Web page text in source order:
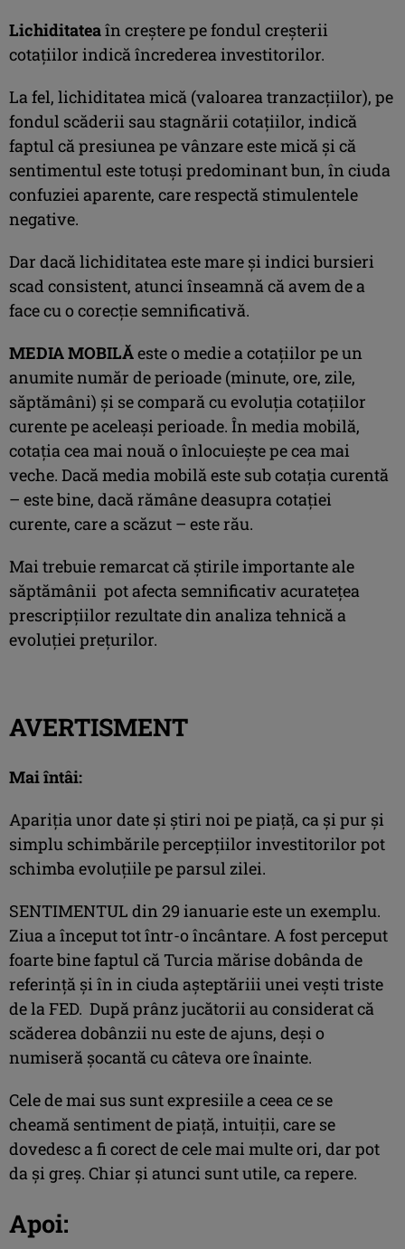
Lichiditateaîn creştere pe fondul creşterii
cotaţiilor indică încrederea investitorilor.
La fel, lichiditatea mică (valoarea tranzacţiilor), pe
fondul scăderii sau stagnării cotaţiilor, indică
faptul că presiunea pe vânzare este mică şi că
sentimentul este totuşi predominant bun, în ciuda
confuziei aparente, care respectă stimulentele
negative.
Dar dacă lichiditatea este mare şi indici bursieri
scad consistent, atunci înseamnă că avem de a
face cu o corecţie semnificativă.
MEDIA MOBILĂeste o medie a cotațiilor pe un
anumite număr de perioade (minute, ore, zile,
săptămâni) și se compară cu evoluția cotațiilor
curente pe aceleași perioade. În media mobilă,
cotația cea mai nouă o înlocuiește pe cea mai
veche. Dacă media mobilă este sub cotația curentă
– este bine, dacă rămâne deasupra cotaţiei
curente, care a scăzut – este rău.
Mai trebuie remarcat că știrile importante ale
săptămânii pot afecta semnificativ acuratețea
prescripțiilor rezultate din analiza tehnică a
evoluției prețurilor.
AVERTISMENT
Mai întâi:
Apariţia unor date şi ştiri noi pe piaţă, ca şi pur şi
simplu schimbările percepţiilor investitorilor pot
schimba evoluţiile pe parsul zilei.
SENTIMENTUL din 29 ianuarie este un exemplu.
Ziua a început tot într-o încântare. A fost perceput
foarte bine faptul că Turcia mărise dobânda de
referinţă şi în in ciuda aşteptăriii unei veşti triste
de la FED. După prânz jucătorii au considerat că
scăderea dobânzii nu este de ajuns, deşi o
numiseră şocantă cu câteva ore înainte.
Cele de mai sus sunt expresiile a ceea ce se
cheamă sentiment de piaţă, intuiţii, care se
dovedesc a fi corect de cele mai multe ori, dar pot
da şi greş. Chiar şi atunci sunt utile, ca repere.
Apoi: